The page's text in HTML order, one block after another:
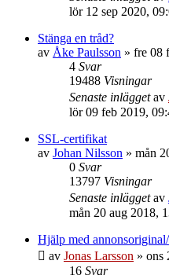
lör 12 sep 2020,
Stänga en tråd?
av Åke Paulsson » fre 08
4 Svar
19488 Visningar
Senaste inläggetav
lör 09 feb 2019,
SSL-certifikat
av Johan Nilsson » mån
0 Svar
13797 Visningar
Senaste inläggetav
mån 20 aug 2018,
Hjälp med
av Jonas Larsson » ons
16 Svar